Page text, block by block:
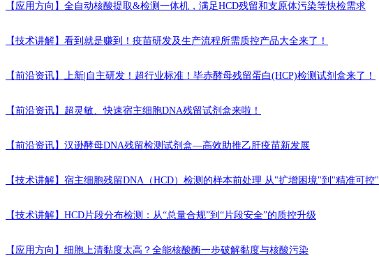
【应用方向】 全自动核酸提取&检测一体机，满足HCD残留和支原体污染等快检需求
【技术讲解】 看到就是赚到！疫苗研发及生产流程所需质控产品大全来了！
【前沿资讯】 上新|自主研发！超行业标准！毕赤酵母残留蛋白(HCP)检测试剂盒来了！
【前沿资讯】 超灵敏、快速宿主细胞DNA残留试剂盒来啦！
【前沿资讯】 汉逊酵母DNA残留检测试剂盒—高效助推乙肝疫苗新发展
【技术讲解】 宿主细胞残留DNA（HCD）检测的样本前处理 从"扩增困境"到"精准可控"
【技术讲解】 HCD片段分布检测：从“总量合规”到“片段安全”的质控升级
【应用方向】 细胞上清黏度太高？全能核酸酶一步破解黏度与核酸污染